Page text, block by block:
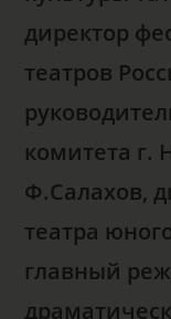
директор
театров
комитета
Ф.Салахов,
театра
главный